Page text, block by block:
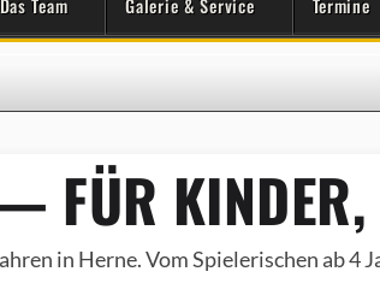
Das Team Galerie & Service Termine
FÜR KINDER,
in Herne. Vom Spielerischen ab 4